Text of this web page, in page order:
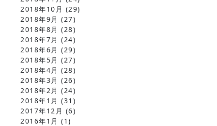
2018年10月 (29)
2018年9月 (27)
2018年8月 (28)
2018年7月 (24)
2018年6月 (29)
2018年5月 (27)
2018年4月 (28)
2018年3月 (26)
2018年2月 (24)
2018年1月 (31)
2017年12月 (6)
2016年1月 (1)